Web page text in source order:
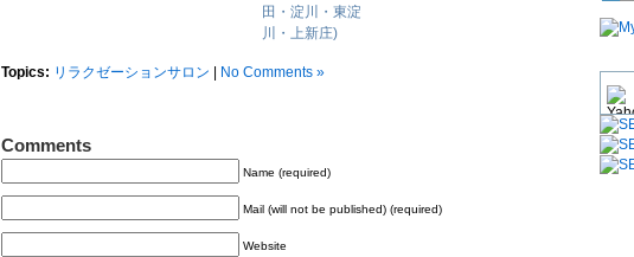
田・淀川・東淀
川・上新庄)
Topics: リラクゼーションサロン No Comments »
Comments
Name (required)
Mail (will not be published) (required)
Website